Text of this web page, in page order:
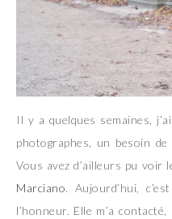
Il y a quelques semaines,
photographes, un besoin
Vous avez d’ailleurs pu voir
Marciano. Aujourd’hui,
l’honneur. Elle m’a